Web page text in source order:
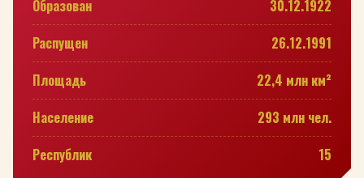
Образован
30.12.1922
Распущен
26.12.1991
Площадь
22,4 млн км²
Население
293 млн чел.
Республик
15